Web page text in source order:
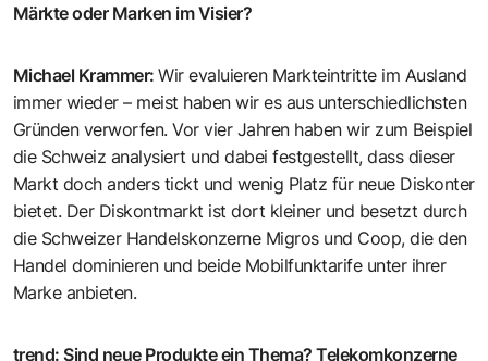
Märkte oder Marken im Visier?
Michael Krammer:Wir evaluieren Markteintritte im Ausland
immer wieder – meist haben wir es aus unterschiedlichsten
Gründen verworfen. Vor vier Jahren haben wir zum Beispiel
die Schweiz analysiert und dabei festgestellt, dass dieser
Markt doch anders tickt und wenig Platz für neue Diskonter
bietet. Der Diskontmarkt ist dort kleiner und besetzt durch
die Schweizer Handelskonzerne Migros und Coop, die den
Handel dominieren und beide Mobilfunktarife unter ihrer
Marke anbieten.
trend:Sind neue Produkte ein Thema? Telekomkonzerne